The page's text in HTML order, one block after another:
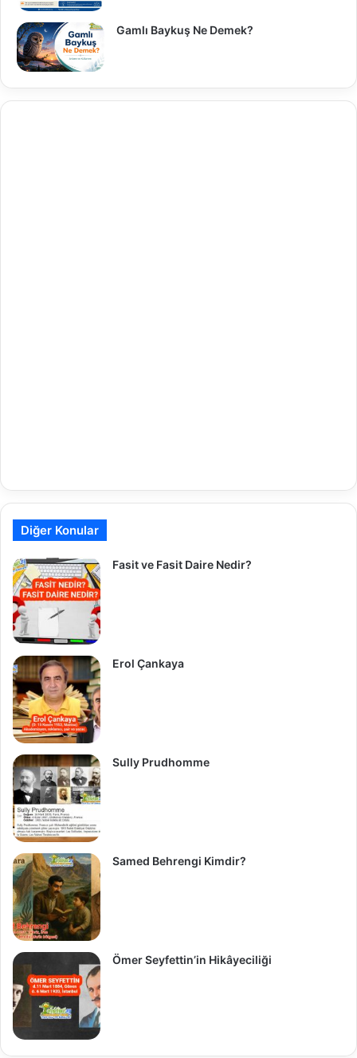
Gamlı Baykuş Ne Demek?
Diğer Konular
Fasit ve Fasit Daire Nedir?
Erol Çankaya
Sully Prudhomme
Samed Behrengi Kimdir?
Ömer Seyfettin’in Hikâyeciliği